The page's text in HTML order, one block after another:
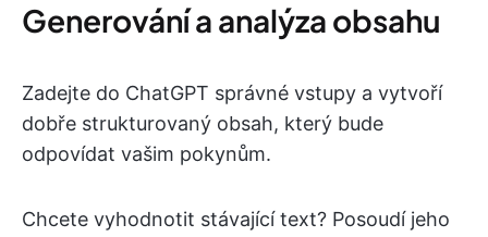
Generování a analýza obsahu
Zadejte do ChatGPT správné vstupy a vytvoří
dobře strukturovaný obsah, který bude
odpovídat vašim pokynům.
Chcete vyhodnotit stávající text? Posoudí jeho